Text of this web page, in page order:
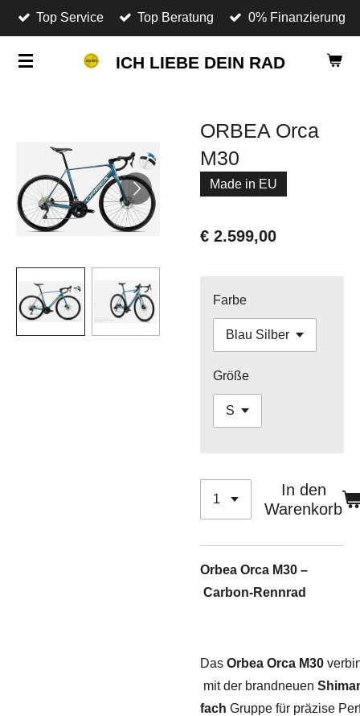
Zum
Hauptinhalt
springen
ICH LIEBE DEIN RAD
Top Service Top Beratung 0% Finanzierung
ORBEA Orca
M30
Made in EU
€ 2.599,00
Farbe
Größe
In den
Warenkorb
Orbea Orca M30 –
Carbon-Rennrad
Das Orbea Orca M30
mit der brandneuen
fach Gruppe für präzise